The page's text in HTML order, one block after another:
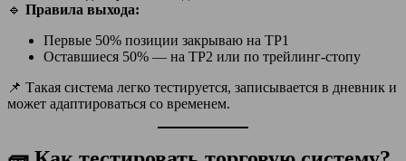
🔹 Правила выхода:
Первые 50% позиции закрываю на TP1
Оставшиеся 50% — на TP2 или по трейлинг-стопу
📌 Такая система легко тестируется, записывается в дневник и
может адаптироваться со временем.